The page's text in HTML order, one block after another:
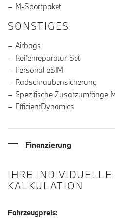
M-Sportpaket
SONSTIGES
Airbags
Reifenreparatur-Set
Personal eSIM
Radschraubensicherung
Spezifische Zusatzumfänge
EfficientDynamics
Finanzierung
IHRE INDIVIDUELLE
KALKULATION
Fahrzeugpreis: